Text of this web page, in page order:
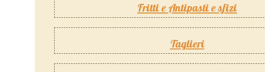
Fritti e Antipasti e sfizi
Taglieri